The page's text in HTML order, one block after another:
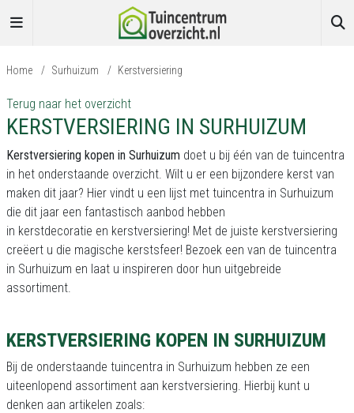
Home / Surhuizum / Kerstversiering
Terug naar het overzicht
KERSTVERSIERING IN SURHUIZUM
Kerstversiering kopen in Surhuizum doet u bij één van de tuincentra
in het onderstaande overzicht. Wilt u er een bijzondere kerst van
maken dit jaar? Hier vindt u een lijst met tuincentra in Surhuizum
die dit jaar een fantastisch aanbod hebben
in kerstdecoratie en kerstversiering! Met de juiste kerstversiering
creëert u die magische kerstsfeer! Bezoek een van de tuincentra
in Surhuizum en laat u inspireren door hun uitgebreide
assortiment.
KERSTVERSIERING KOPEN IN SURHUIZUM
Bij de onderstaande tuincentra in Surhuizum hebben ze een
uiteenlopend assortiment aan kerstversiering. Hierbij kunt u
denken aan artikelen zoals: